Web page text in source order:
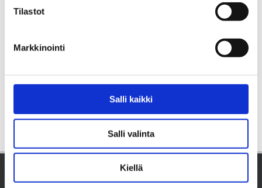
Tilastot
Markkinointi
Salli kaikki
Salli valinta
Kiellä
LEARN MORE